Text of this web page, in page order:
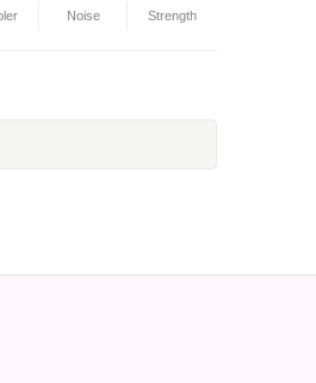
Noise Strength